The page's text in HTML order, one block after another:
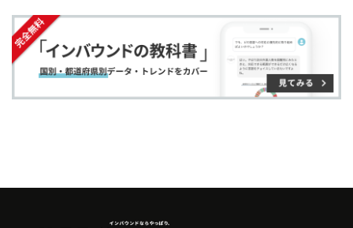
追
加
ウーフ の活動に参加するには、ホスト（受入先）お
よび ウーファーともに登録が必要
です。登録後の有
効期間は1年間で、有効期間中ホスト側は複数人の
ウーファを受け入れが可能です。ウーファーはホス